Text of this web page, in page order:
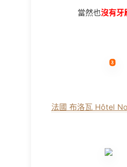
當然也沒有牙
法國 布洛瓦 Hôtel